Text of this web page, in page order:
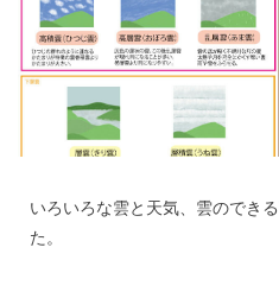
いろいろな雲と天気、雲のでき
た。